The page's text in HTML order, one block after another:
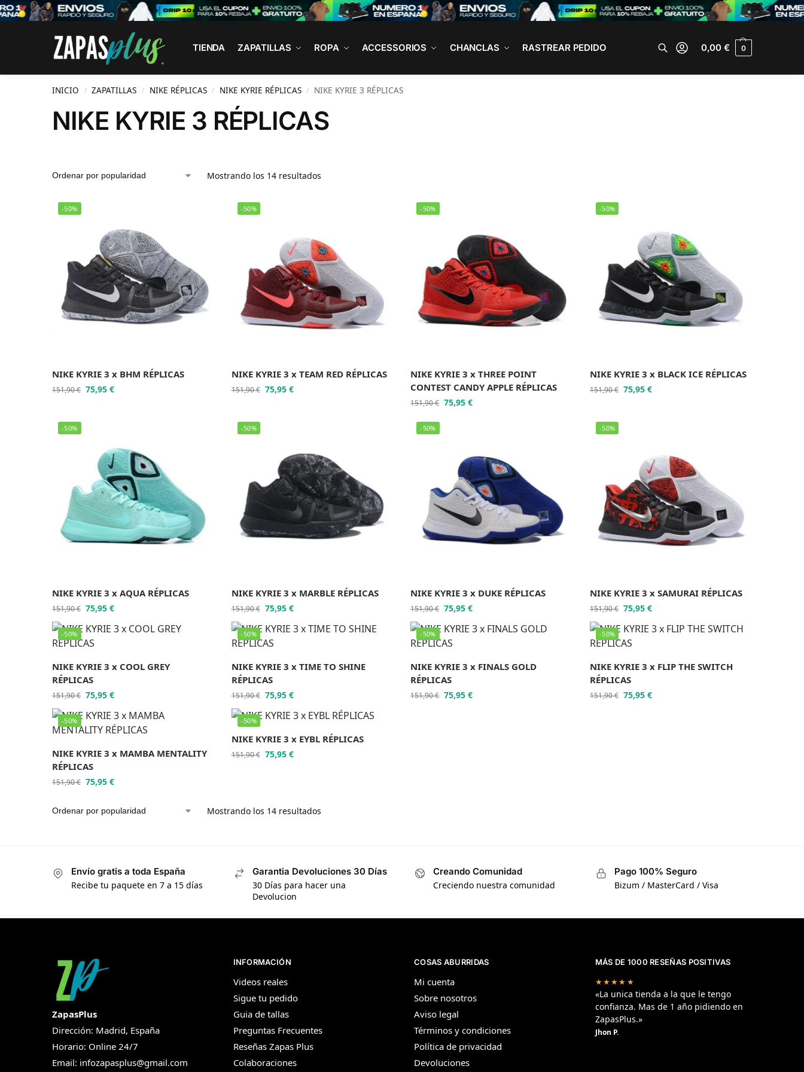
TIENDA ZAPATILLAS ROPA ACCESSORIOS CHANCLAS RASTREAR PEDIDO
Search
0,00€ 0
INICIO / ZAPATILLAS / NIKE RÉPLICAS / NIKE KYRIE RÉPLICAS / NIKE KYRIE 3 RÉPLICAS
NIKE KYRIE 3 RÉPLICAS
Mostrando los 14 resultados
-50%
NIKE KYRIE 3 x BHM RÉPLICAS
151,90€ 75,95 €
-50%
NIKE KYRIE 3 x TEAM RED RÉPLICAS
151,90€ 75,95 €
-50%
NIKE KYRIE 3 x THREE POINT
CONTEST CANDY APPLE RÉPLICAS
151,90€ 75,95€
-50%
NIKE KYRIE 3 x BLACK ICE RÉPLICAS
151,90€ 75,95 €
-50%
NIKE KYRIE 3 x AQUA RÉPLICAS
151,90€ 75,95 €
-50%
NIKE KYRIE 3 x MARBLE RÉPLICAS
151,90€ 75,95 €
-50%
NIKE KYRIE 3 x DUKE RÉPLICAS
151,90€ 75,95€
-50%
NIKE KYRIE 3 x SAMURAI RÉPLICAS
151,90€ 75,95 €
-50%
NIKE KYRIE 3 x COOL GREY
RÉPLICAS
151,90€ 75,95 €
-50%
NIKE KYRIE 3 x TIME TO SHINE
RÉPLICAS
151,90€ 75,95 €
-50%
NIKE KYRIE 3 x FINALS GOLD
RÉPLICAS
151,90€ 75,95€
-50%
NIKE KYRIE 3 x FLIP THE SWITCH
RÉPLICAS
151,90€ 75,95 €
-50%
NIKE KYRIE 3 x MAMBA MENTALITY
RÉPLICAS
151,90€ 75,95 €
-50%
NIKE KYRIE 3 x EYBL RÉPLICAS
151,90€ 75,95 €
Mostrando los 14 resultados
Envío gratis a toda España
Recibe tu paquete en 7 a 15 días
Garantia Devoluciones 30 Días
30 Días para hacer una
Devolucion
Creando Comunidad
Creciendo nuestra comunidad
Pago 100% Seguro
Bizum / MasterCard / Visa
ZapasPlus
Dirección: Madrid, España
Horario: Online 24/7
Email: infozapasplus@gmail.com
INFORMACIÓN
Videos reales
Sigue tu pedido
Guia de tallas
Preguntas Frecuentes
Reseñas Zapas Plus
Colaboraciones
COSAS ABURRIDAS
Mi cuenta
Sobre nosotros
Aviso legal
Términos y condiciones
Política de privacidad
Devoluciones
MÁS DE 1000 RESEÑAS POSITIVAS
★★★★★
«La unica tienda a la que le tengo
confianza. Mas de 1 año pidiendo en
ZapasPlus.»
Jhon P.